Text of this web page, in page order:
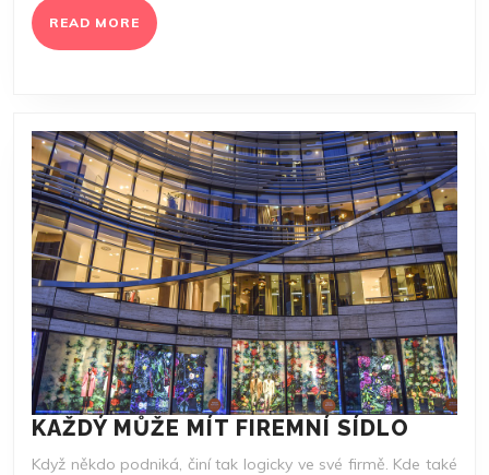
READ MORE READ
MORE
KAŽDÝ MŮŽE MÍT FIREMNÍ SÍDLO
MŮŽE
Když někdo podniká, činí tak logicky ve své firmě. Kde také